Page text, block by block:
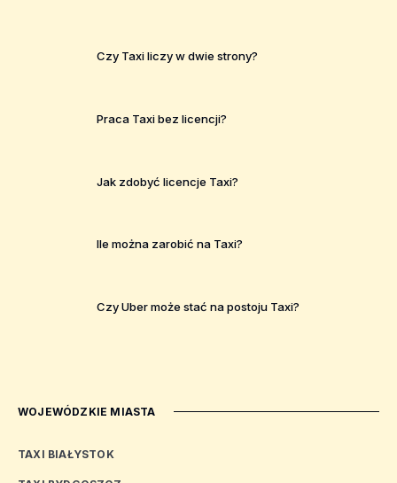
Czy Taxi liczy w dwie strony?
Praca Taxi bez licencji?
Jak zdobyć licencje Taxi?
Ile można zarobić na Taxi?
Czy Uber może stać na postoju Taxi?
WOJEWÓDZKIE MIASTA
TAXI BIAŁYSTOK